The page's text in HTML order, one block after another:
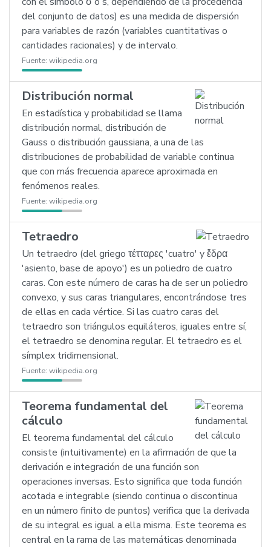
del conjunto de datos) es una medida de dispersión
para variables de razón (variables cuantitativas o
cantidades racionales) y de intervalo.
Fuente: wikipedia.org
Distribución normal
En estadística y probabilidad se llama
distribución normal, distribución de
Gauss o distribución gaussiana, a una de las
distribuciones de probabilidad de variable continua
que con más frecuencia aparece aproximada en
fenómenos reales.
Fuente: wikipedia.org
Tetraedro
Un tetraedro (del griego τέτταρες 'cuatro' y ἕδρα
'asiento, base de apoyo') es un poliedro de cuatro
caras. Con este número de caras ha de ser un poliedro
convexo, y sus caras triangulares, encontrándose tres
de ellas en cada vértice. Si las cuatro caras del
tetraedro son triángulos equiláteros, iguales entre sí,
el tetraedro se denomina regular. El tetraedro es el
símplex tridimensional.
Fuente: wikipedia.org
Teorema fundamental del
cálculo
El teorema fundamental del cálculo
consiste (intuitivamente) en la afirmación de que la
derivación e integración de una función son
operaciones inversas. Esto significa que toda función
acotada e integrable (siendo continua o discontinua
en un número finito de puntos) verifica que la derivada
de su integral es igual a ella misma. Este teorema es
central en la rama de las matemáticas denominada